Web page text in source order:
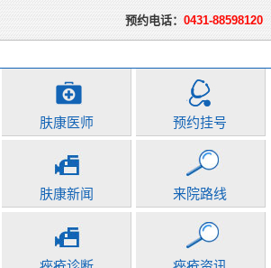
预约电话：0431-88598120
肤康医师 预约挂号
肤康新闻 来院路线